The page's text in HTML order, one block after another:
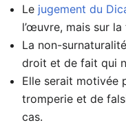
Le jugement du
l’œuvre, mais sur
La non-
droit et de fait qui
Elle serait motivée
tromperie et de
cas.